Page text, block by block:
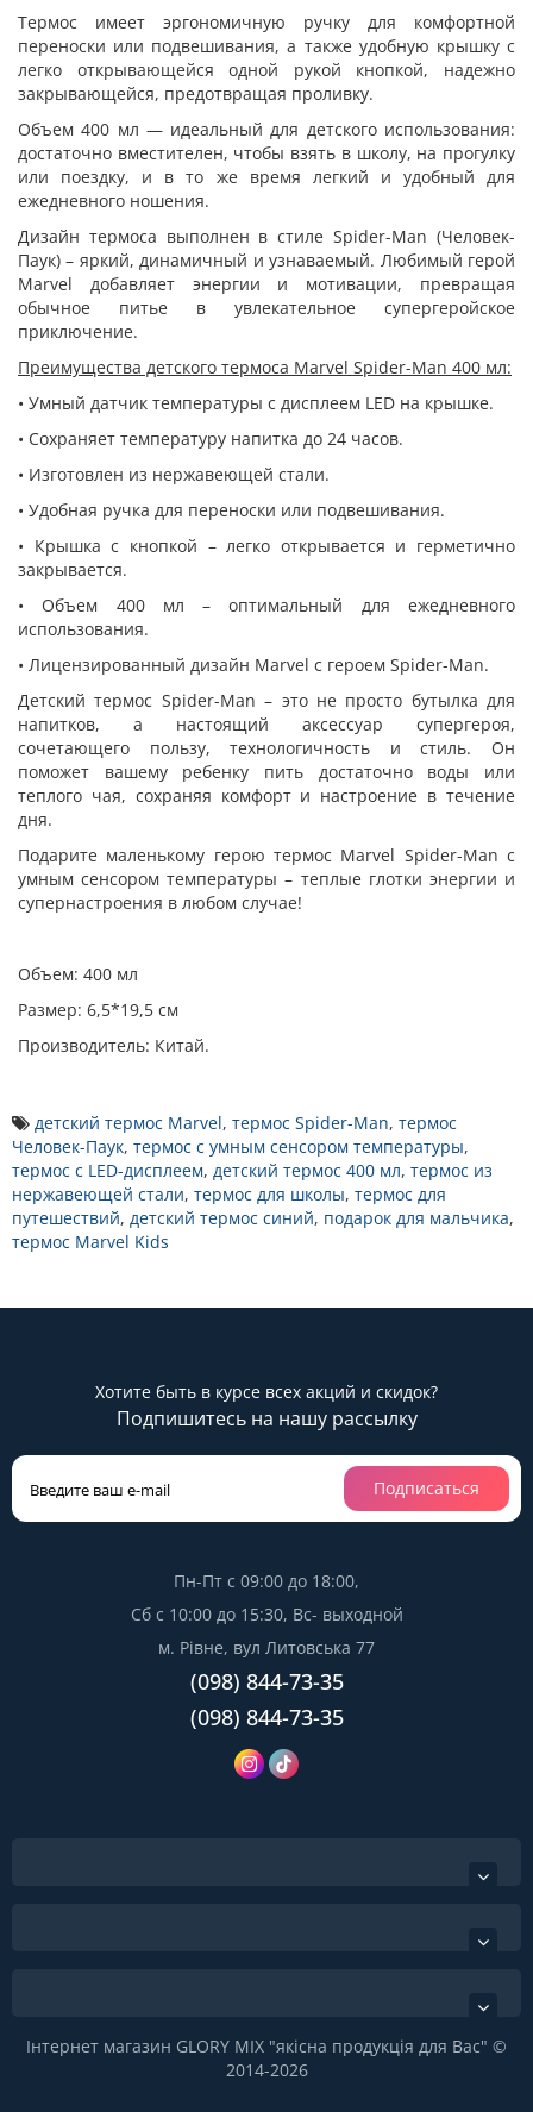
Термос имеет эргономичную ручку для комфортной
переноски или подвешивания, а также удобную крышку с
легко открывающейся одной рукой кнопкой, надежно
закрывающейся, предотвращая проливку.
Объем 400 мл — идеальный для детского использования:
достаточно вместителен, чтобы взять в школу, на прогулку
или поездку, и в то же время легкий и удобный для
ежедневного ношения.
Дизайн термоса выполнен в стиле Spider-Man (Человек-
Паук) – яркий, динамичный и узнаваемый. Любимый герой
Marvel добавляет энергии и мотивации, превращая
обычное питье в увлекательное супергеройское
приключение.
Преимущества детского термоса Marvel Spider-Man 400 мл:
• Умный датчик температуры с дисплеем LED на крышке.
• Сохраняет температуру напитка до 24 часов.
• Изготовлен из нержавеющей стали.
• Удобная ручка для переноски или подвешивания.
• Крышка с кнопкой – легко открывается и герметично
закрывается.
• Объем 400 мл – оптимальный для ежедневного
использования.
• Лицензированный дизайн Marvel с героем Spider-Man.
Детский термос Spider-Man – это не просто бутылка для
напитков, а настоящий аксессуар супергероя,
сочетающего пользу, технологичность и стиль. Он
поможет вашему ребенку пить достаточно воды или
теплого чая, сохраняя комфорт и настроение в течение
дня.
Подарите маленькому герою термос Marvel Spider-Man с
умным сенсором температуры – теплые глотки энергии и
супернастроения в любом случае!
Объем: 400 мл
Размер: 6,5*19,5 см
Производитель: Китай.
детский термос Marvel, термос Spider-Man, термос
Человек-Паук, термос с умным сенсором температуры,
термос с LED-дисплеем, детский термос 400 мл, термос из
нержавеющей стали, термос для школы, термос для
путешествий, детский термос синий, подарок для мальчика,
термос Marvel Kids
Хотите быть в курсе всех акций и скидок?
Подпишитесь на нашу рассылку
Подписаться
Пн-Пт с 09:00 до 18:00,
Сб с 10:00 до 15:30, Вс- выходной
м. Рівне, вул Литовська 77
(098) 844-73-35
(098) 844-73-35
Інтернет магазин GLORY MIX "якісна продукція для Вас" ©
2014-2026